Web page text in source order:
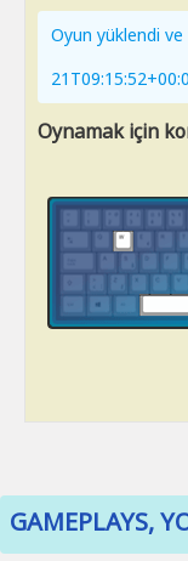
Oyun yüklendi
Oynamak için
GAMEPLAYS,